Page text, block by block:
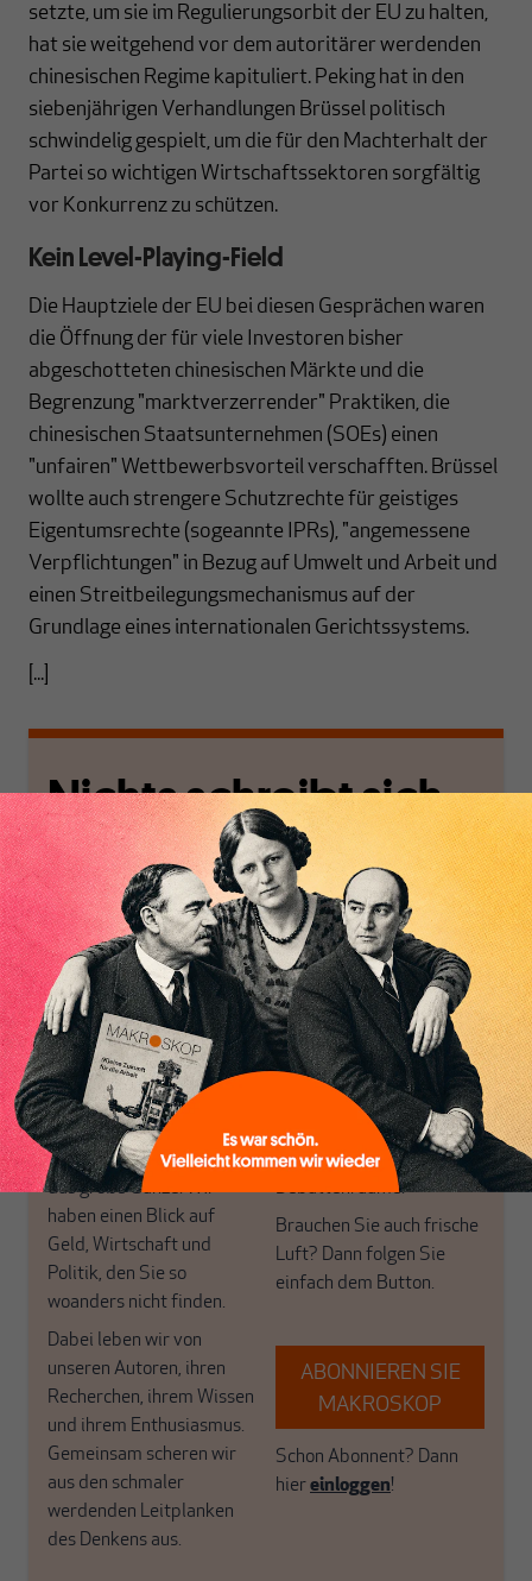
Inhaltsverzeichnis
setzte, um sie im Regulierungsorbit der EU zu halten,
hat sie weitgehend vor dem autoritärer werdenden
chinesischen Regime kapituliert. Peking hat in den
siebenjährigen Verhandlungen Brüssel politisch
schwindelig gespielt, um die für den Machterhalt der
Partei so wichtigen Wirtschaftssektoren sorgfältig
vor Konkurrenz zu schützen.
Kein Level-Playing-Field
Die Hauptziele der EU bei diesen Gesprächen waren
die Öffnung der für viele Investoren bisher
abgeschotteten chinesischen Märkte und die
Begrenzung "marktverzerrender" Praktiken, die
chinesischen Staatsunternehmen (SOEs) einen
"unfairen" Wettbewerbsvorteil verschafften. Brüssel
wollte auch strengere Schutzrechte für geistiges
Eigentumsrechte (sogeannte IPRs), "angemessene
Verpflichtungen" in Bezug auf Umwelt und Arbeit und
einen Streitbeilegungsmechanismus auf der
Grundlage eines internationalen Gerichtssystems.
[...]
Nichts schreibt sich
von allein!
Nur für Abonnenten
MAKROSKOP analysiert
wirtschaftspolitische
Themen aus einer
postkeynesianischen
Perspektive und ist damit
in Deutschland einzigartig.
MAKROSKOP steht für
das große Ganze. Wir
haben einen Blick auf
Geld, Wirtschaft und
Politik, den Sie so
woanders nicht finden.
Dabei leben wir von
unseren Autoren, ihren
Recherchen, ihrem Wissen
und ihrem Enthusiasmus.
Gemeinsam scheren wir
aus den schmaler
werdenden Leitplanken
des Denkens aus.
Wir verlassen die
journalistische Filterblase,
in der sich viele
eingerichtet haben. Wir
öffnen Fenster und
bringen frische Luft in die
engen und verstaubten
Debattenräume.
Brauchen Sie auch frische
Luft? Dann folgen Sie
einfach dem Button.
ABONNIEREN SIE
MAKROSKOP
Schon Abonnent? Dann
hiereinloggen!